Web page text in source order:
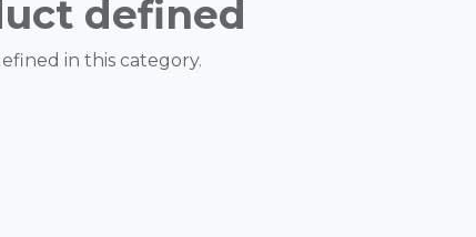
defined
in this category.